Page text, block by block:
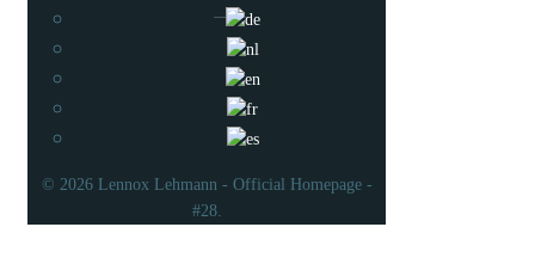
© 2026 Lennox Lehmann - Official Homepage -
#28.